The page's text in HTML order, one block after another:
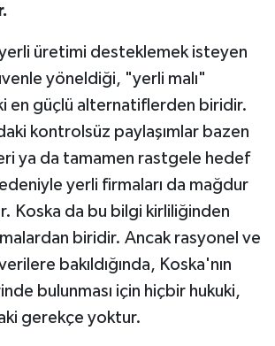
üretimi desteklemek isteyen
yöneldiği, "yerli malı"
en güçlü alternatiflerden biridir.
kontrolsüz paylaşımlar bazen
ya da tamamen rastgele hedef
yerli firmaları da mağdur
Koska da bu bilgi kirliliğinden
biridir. Ancak rasyonel ve
bakıldığında, Koska'nın
bulunması için hiçbir hukuki,
gerekçe yoktur.